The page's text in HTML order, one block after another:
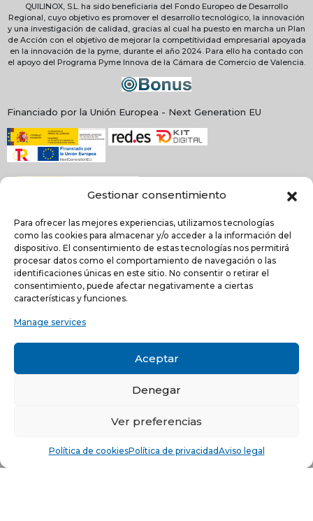
Gestionar consentimiento
Para ofrecer las mejores experiencias, utilizamos tecnologías
como las cookies para almacenar y/o acceder a la información del
dispositivo. El consentimiento de estas tecnologías nos permitirá
procesar datos como el comportamiento de navegación o las
identificaciones únicas en este sitio. No consentir o retirar el
consentimiento, puede afectar negativamente a ciertas
características y funciones.
Manage services
Aceptar
Denegar
Ver preferencias
Política de cookiesPolítica de privacidadAviso legal
QUILINOX, S.L. ha sido beneficiaria del Fondo Europeo de Desarrollo
Regional, cuyo objetivo es promover el desarrollo tecnológico, la innovación
y una investigación de calidad, gracias al cual ha puesto en marcha un Plan
de Acción con el objetivo de mejorar la competitividad empresarial apoyada
en la innovación de la pyme, durante el año 2024. Para ello ha contado con
el apoyo del Programa Pyme Innova de la Cámara de Comercio de Valencia.
Financiado por la Unión Europea - Next Generation EU
NEWSLETTER
Acepto recibir comunicaciones electrónicas informativas de Quilinox S.L. de
C/ Louis Pasteur, 4 - Parque Tecnológico de Valencia -
© Copyright 2021 -Aviso legal-Política de privacidad-Política